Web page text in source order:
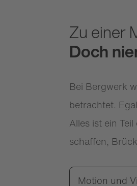
Zu einer
Doch
Bei Bergwerk
betrachtet.
Alles ist ein
schaffen,
Motion und